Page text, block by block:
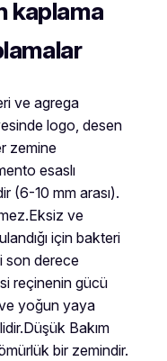
kaplama
ve agrega
logo, desen
zemine
esaslı
(6-10 mm arası).
ve
için bakteri
son derece
reçinenin gücü
yoğun yaya
Bakım
bir zemindir.